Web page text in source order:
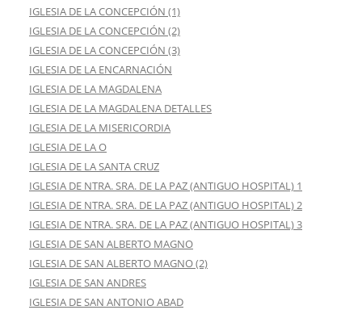
IGLESIA DE LA CONCEPCIÓN (1)
IGLESIA DE LA CONCEPCIÓN (2)
IGLESIA DE LA CONCEPCIÓN (3)
IGLESIA DE LA ENCARNACIÓN
IGLESIA DE LA MAGDALENA
IGLESIA DE LA MAGDALENA DETALLES
IGLESIA DE LA MISERICORDIA
IGLESIA DE LA O
IGLESIA DE LA SANTA CRUZ
IGLESIA DE NTRA. SRA. DE LA PAZ (ANTIGUO HOSPITAL) 1
IGLESIA DE NTRA. SRA. DE LA PAZ (ANTIGUO HOSPITAL) 2
IGLESIA DE NTRA. SRA. DE LA PAZ (ANTIGUO HOSPITAL) 3
IGLESIA DE SAN ALBERTO MAGNO
IGLESIA DE SAN ALBERTO MAGNO (2)
IGLESIA DE SAN ANDRES
IGLESIA DE SAN ANTONIO ABAD